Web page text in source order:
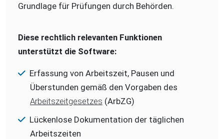
Grundlage für Prüfungen durch Behörden.
Diese rechtlich relevanten Funktionen
unterstützt die Software:
Erfassung von Arbeitszeit, Pausen und
Überstunden gemäß den Vorgaben des
Arbeitszeitgesetzes (ArbZG)
Lückenlose Dokumentation der täglichen
Arbeitszeiten